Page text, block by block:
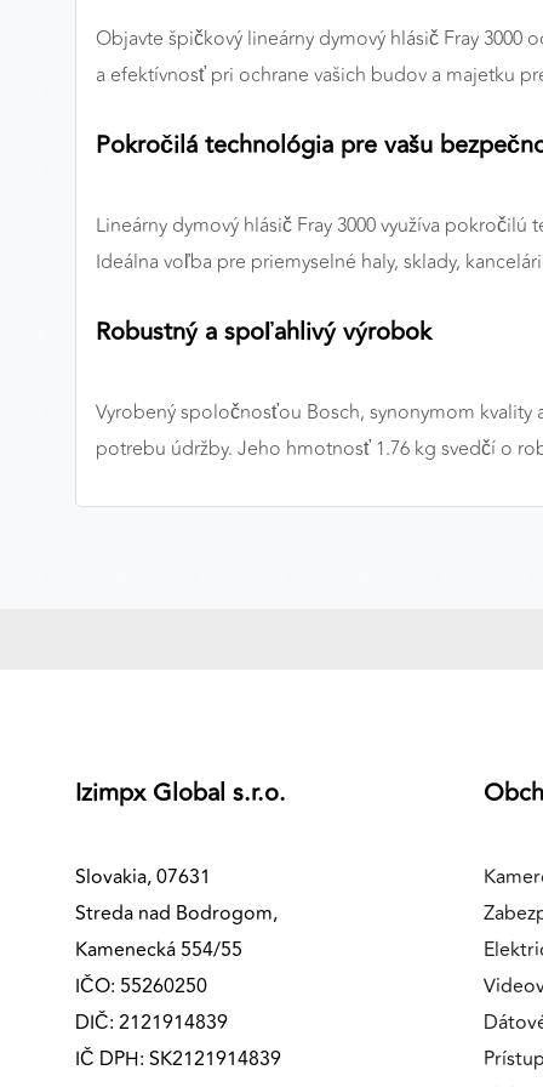
Objavte špičkový lineárny dymový hlásič Fray
a efektívnosť pri ochrane vašich budov a majetku
Pokročilá technológia pre vašu
Lineárny dymový hlásič Fray 3000 využíva
Ideálna voľba pre priemyselné haly, sklady,
Robustný a spoľahlivý výrobok
Vyrobený spoločnosťou Bosch, synonymom
potrebu údržby. Jeho hmotnosť 1.76 kg svedčí o
Izimpx Global s.r.o.
Slovakia, 07631
Streda nad Bodrogom,
Kamenecká 554/55
IČO: 55260250
DIČ: 2121914839
IČ DPH: SK2121914839
Preferenčné cookies
ANALYTICKÉ COOKIES
zdroje návštev našich webových stránok. Dáta získané
pomocou týchto cookies spracovávame anonymne a
konkrétnych používateľov nášho webu. Vďaka týmto
cookies môžeme optimalizovať výkon a funkčnosť
Google Analytics
Google Ads